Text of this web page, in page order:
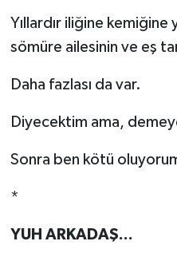
Yıllardır iliğine
sömüre ailesinin ve eş
Daha fazlası da var.
Diyecektim ama,
Sonra ben kötü
*
YUH ARKADAŞ...